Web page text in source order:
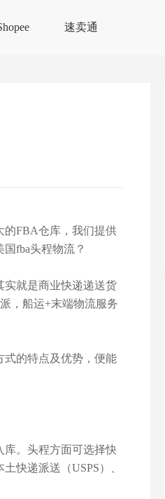
速卖通
的FBA仓库，我们提供
fba头程物流？
实就是商业快递递送货
，船运+末端物流服务
式的特点及优势，便能
库。头程方面可选择快
快递派送（USPS）、